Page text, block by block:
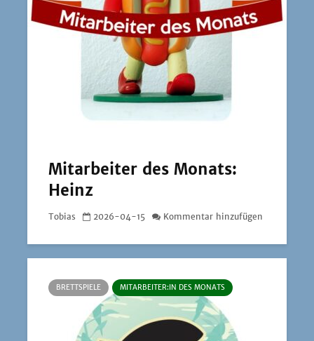
Mitarbeiter des Monats:
Heinz
Tobias 2026-04-15 Kommentar hinzufügen
BRETTSPIELE MITARBEITER:IN DES MONATS